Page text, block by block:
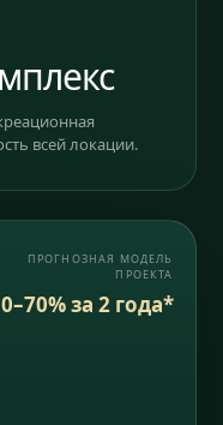
всей локации.
ПРОГНОЗНАЯ МОДЕЛЬ
ПРОЕКТА
за 2 года*